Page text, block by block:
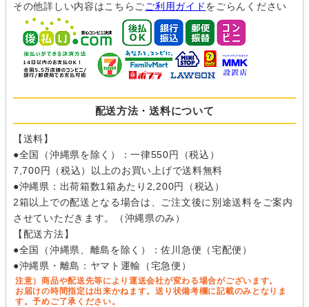
い場合があります。
なお入力していただきました電子メールアドレスや電話番号に
問い合わせいただきました商品、または弊社サービスのご案内
をさせていただくことがあります。
クッキーやウェブビーコン等を用いるなどして、本人が容易に
認識できない方法による個人情報の取得は行っておりません。
（９）個人情報の安全管理措置について
取得した個人情報については、漏洩、減失またはき損の防止と
是正、その他個人情報の安全管理のために必要かつ適切な措置
を講じます。
お問合せへの回答後、取得した個人情報は当社において削除致
します。
このサイトは、SSL（Secure Socket Layer）による暗号化措
置を講じています。
その他詳しい内容はこちらごご利用ガイドをごらんください
配送方法・送料について
【送料】
●全国（沖縄県を除く）：一律550円（税込）
7,700円（税込）以上のお買い上げで送料無料
●沖縄県：出荷箱数1箱あたり2,200円（税込）
2箱以上での配送となる場合は、ご注文後に別途送料をご案内
させていただきます。（沖縄県のみ）
【配送方法】
●全国（沖縄県、離島を除く）：佐川急便（宅配便）
●沖縄県・離島：ヤマト運輸（宅急便）
注意）商品や配送先等により運送会社が変わる場合がございます。
お届けの時間指定は出来かねます。送り状備考欄に記載のみとなりま
す。予めご了承ください。